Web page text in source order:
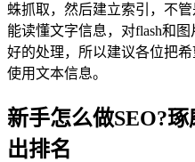
蛛抓取，然后建立索引，不管
能读懂文字信息，对flash和图
好的处理，所以建议各位把
使用文本信息。
新手怎么做SEO?
出排名